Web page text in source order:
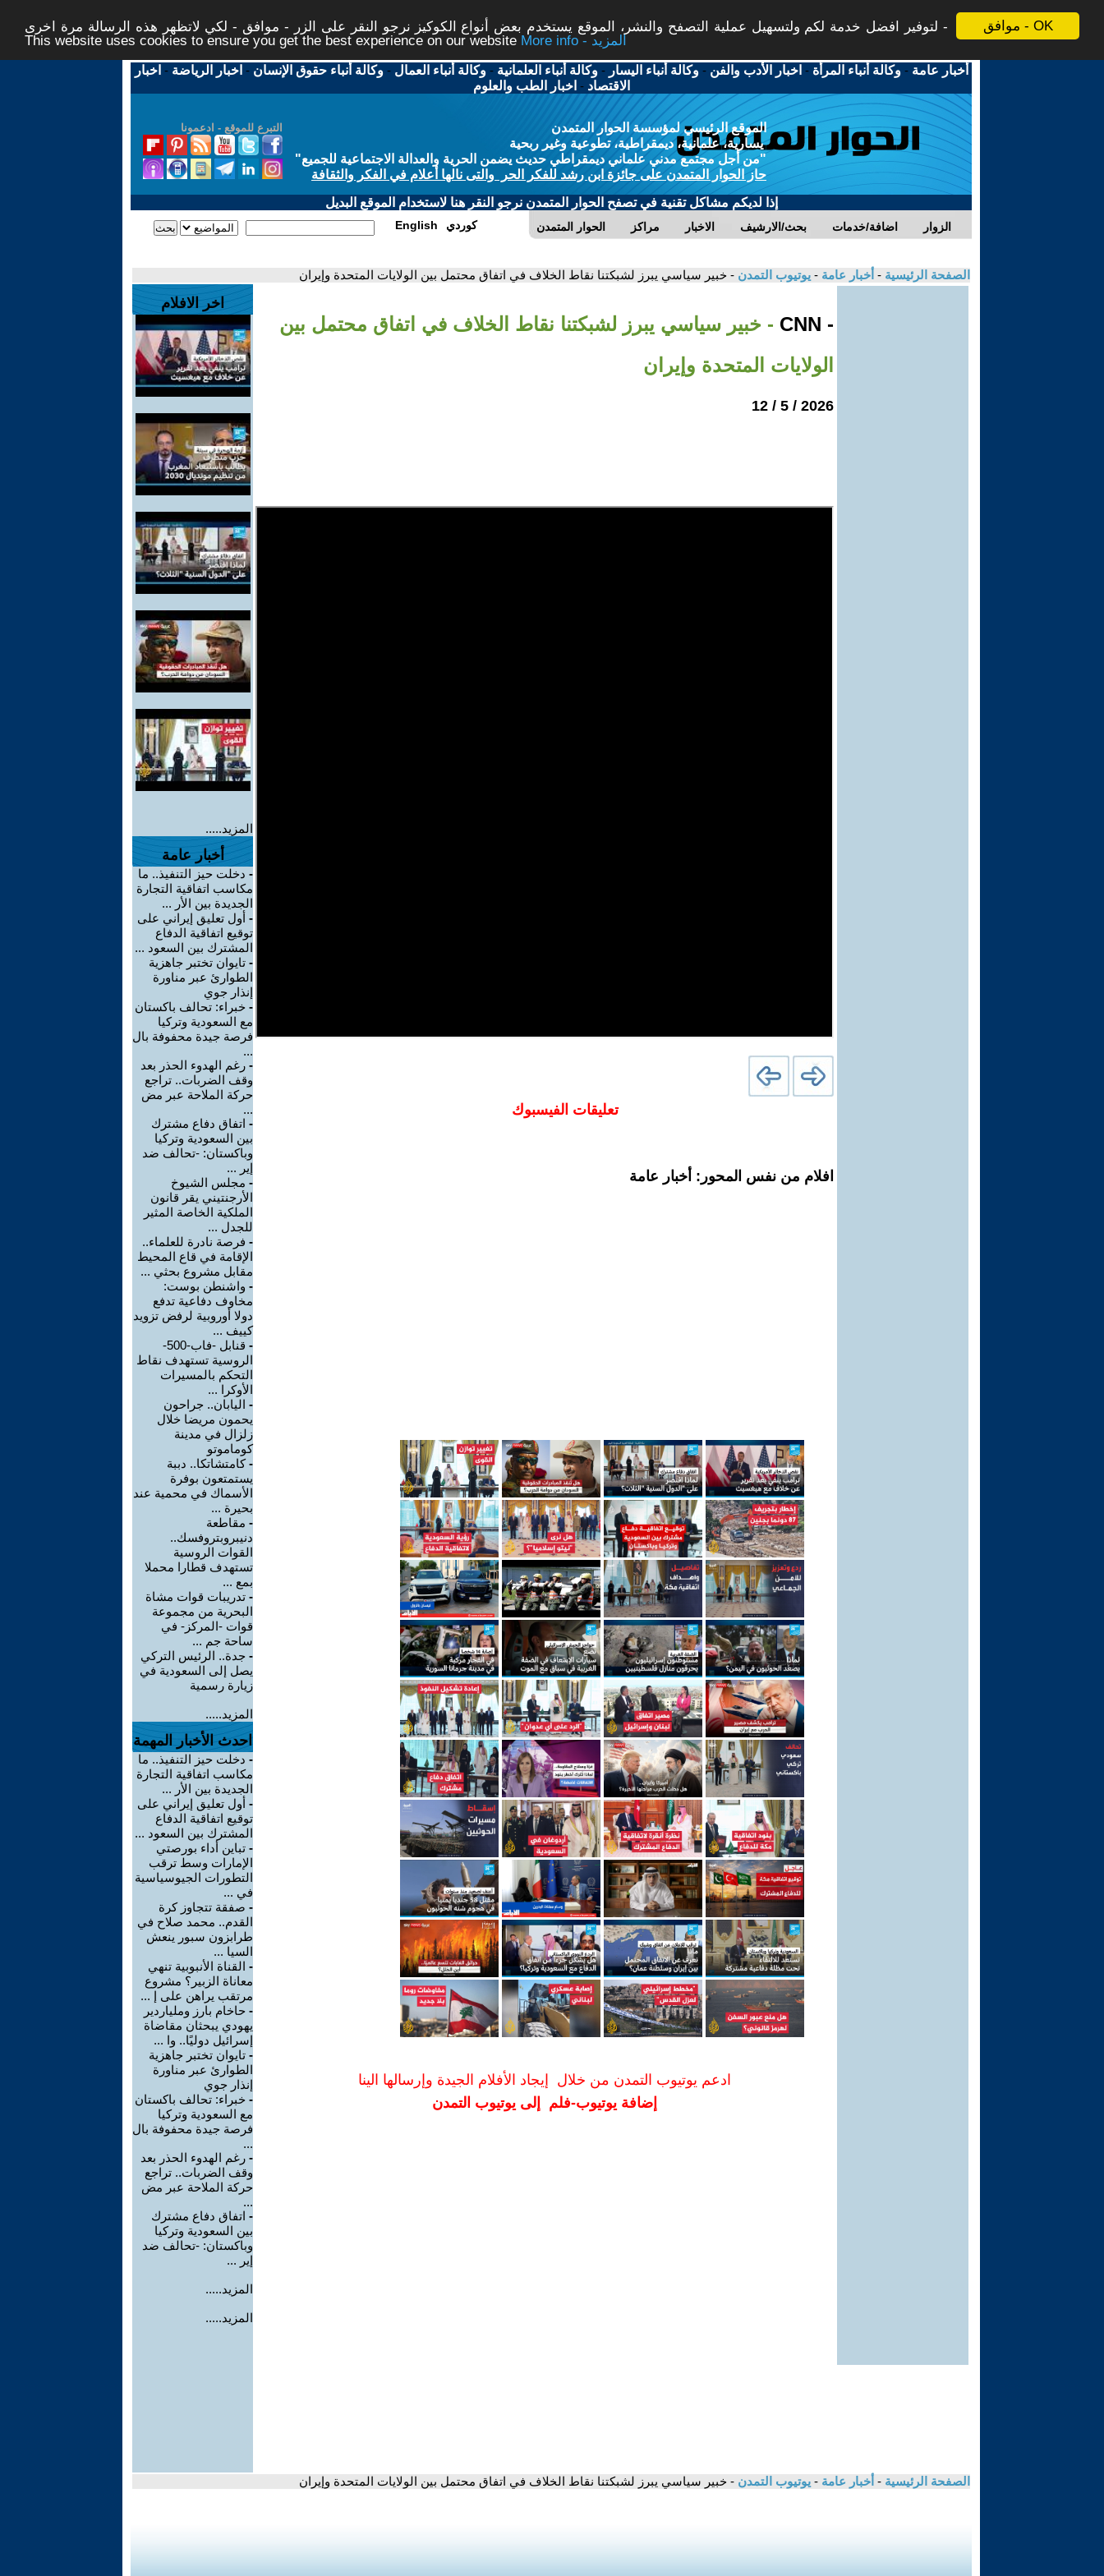
موافق - OK
لتوفير افضل خدمة لكم ولتسهيل عملية التصفح والنشر، الموقع يستخدم بعض أنواع الكوكيز نرجو النقر على الزر - موافق - لكي لاتظهر هذه الرسالة مرة اخرى -
This website uses cookies to ensure you get the best experience on our website
More info - المزيد
أخبار عامة -وكالة أنباء المرأة - اخبار الأدب والفن -وكالة أنباء اليسار -وكالة أنباء العلمانية -وكالة أنباء العمال -وكالة أنباء حقوق الإنسان - اخبار الرياضة - اخبار
الاقتصاد - اخبار الطب والعلوم
التبرع للموقع - ادعمونا
الموقع الرئيسي لمؤسسة الحوار المتمدن
يسارية، علمانية، ديمقراطية، تطوعية وغير ربحية
"من أجل مجتمع مدني علماني ديمقراطي حديث يضمن الحرية والعدالة الاجتماعية للجميع"
حاز الحوار المتمدن على جائزة ابن رشد للفكر الحر والتى نالها أعلام في الفكر والثقافة
إذا لديكم مشاكل تقنية في تصفح الحوار المتمدن نرجو النقر هنا لاستخدام الموقع البديل
الحوار المتمدن مراكز الاخبار بحث/الارشيف اضافة/خدمات الزوار English كوردي
الصفحة الرئيسية - أخبار عامة - يوتيوب التمدن - خبير سياسي يبرز لشبكتنا نقاط الخلاف في اتفاق محتمل بين الولايات المتحدة وإيران
- CNN
- خبير سياسي يبرز لشبكتنا نقاط الخلاف في اتفاق محتمل بين
الولايات المتحدة وإيران
2026 / 5 / 12
تعليقات الفيسبوك
افلام من نفس المحور: أخبار عامة
ادعم يوتيوب التمدن من خلال إيجاد الأفلام الجيدة وإرسالها الينا
إضافة يوتيوب-فلم إلى يوتيوب التمدن
اخر الافلام
المزيد.....
أخبار عامة
- دخلت حيز التنفيذ.. ما
مكاسب اتفاقية التجارة
الجديدة بين الأر ...
- أول تعليق إيراني على
توقيع اتفاقية الدفاع
المشترك بين السعود ...
- تايوان تختبر جاهزية
الطوارئ عبر مناورة
إنذار جوي
- خبراء: تحالف باكستان
مع السعودية وتركيا
فرصة جيدة محفوفة بال
...
- رغم الهدوء الحذر بعد
وقف الضربات.. تراجع
حركة الملاحة عبر مض
...
- اتفاق دفاع مشترك
بين السعودية وتركيا
وباكستان: -تحالف ضد
إير ...
- مجلس الشيوخ
الأرجنتيني يقر قانون
الملكية الخاصة المثير
للجدل ...
- فرصة نادرة للعلماء..
الإقامة في قاع المحيط
مقابل مشروع بحثي ...
- واشنطن بوست:
مخاوف دفاعية تدفع
دولا أوروبية لرفض تزويد
كييف ...
-
قنابل -فاب-500-
الروسية تستهدف نقاط
التحكم بالمسيرات
الأوكرا ...
- اليابان.. جراحون
يحمون مريضا خلال
زلزال في مدينة
كوماموتو
-كامتشاتكا.. دببة
يستمتعون بوفرة
الأسماك في محمية عند
بحيرة ...
- مقاطعة
دنيبروبتروفسك..
القوات الروسية
تستهدف قطارا محملا
بمع ...
- تدريبات قوات مشاة
البحرية من مجموعة
قوات -المركز- في
ساحة جم ...
- جدة.. الرئيس التركي
يصل إلى السعودية في
زيارة رسمية
المزيد.....
احدث الأخبار المهمة
- دخلت حيز التنفيذ.. ما
مكاسب اتفاقية التجارة
الجديدة بين الأر ...
- أول تعليق إيراني على
توقيع اتفاقية الدفاع
المشترك بين السعود ...
- تباين أداء بورصتي
الإمارات وسط ترقب
التطورات الجيوسياسية
في ...
- صفقة تتجاوز كرة
القدم.. محمد صلاح في
طرابزون سبور ينعش
السيا ...
- القناة الأنبوبية تنهي
معاناة الزبير؟ مشروع
مرتقب يراهن على إ ...
- حاخام بارز وملياردير
يهودي يبحثان مقاضاة
إسرائيل دوليًا.. وا ...
- تايوان تختبر جاهزية
الطوارئ عبر مناورة
إنذار جوي
- خبراء: تحالف باكستان
مع السعودية وتركيا
فرصة جيدة محفوفة بال
...
- رغم الهدوء الحذر بعد
وقف الضربات.. تراجع
حركة الملاحة عبر مض
...
- اتفاق دفاع مشترك
بين السعودية وتركيا
وباكستان: -تحالف ضد
إير ...
المزيد.....
المزيد.....
الصفحة الرئيسية - أخبار عامة - يوتيوب التمدن - خبير سياسي يبرز لشبكتنا نقاط الخلاف في اتفاق محتمل بين الولايات المتحدة وإيران